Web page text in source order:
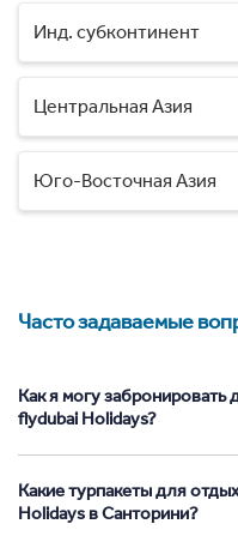
Инд. субконтинент
Центральная Азия
Юго-Восточная Азия
Часто задаваемые
Как я могу
flydubai Holidays?
Какие турпакеты для
Holidays в Санторини?